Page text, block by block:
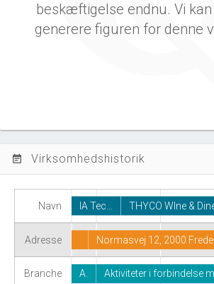
beskæftigelse endnu. Vi
generere figuren for denne
event_note Virksomhedshistorik
Navn
Adresse
Branche
IA Tec… THYCO WIne &
Normasvej 12, 2000
A. Aktiviteter i forbindelse